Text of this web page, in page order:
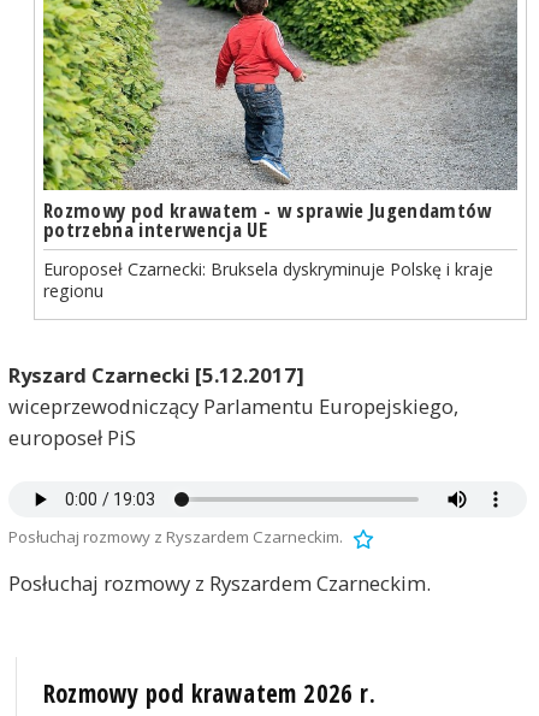
Rozmowy pod krawatem - w sprawie Jugendamtów
potrzebna interwencja UE
Europoseł Czarnecki: Bruksela dyskryminuje Polskę i kraje
regionu
Ryszard Czarnecki [5.12.2017]
wiceprzewodniczący Parlamentu Europejskiego,
europoseł PiS
Posłuchaj rozmowy z Ryszardem Czarneckim.
Posłuchaj rozmowy z Ryszardem Czarneckim.
Rozmowy pod krawatem 2026 r.